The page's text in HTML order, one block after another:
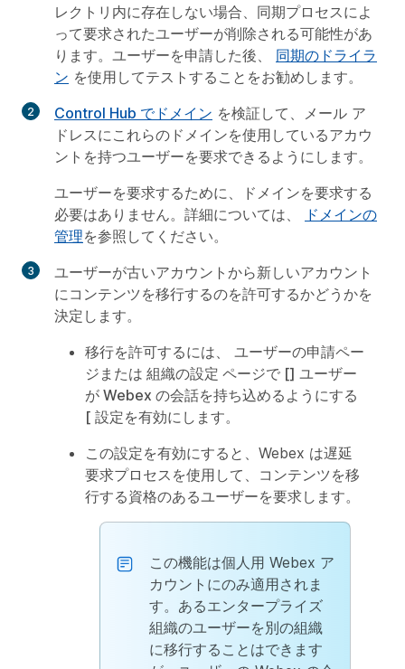
レクトリ内に存在しない場合、同期プロセスによ
って要求されたユーザーが削除される可能性があ
ります。ユーザーを申請した後、 同期のドライラ
ン を使用してテストすることをお勧めします。
Control Hub でドメイン を検証して、メール ア
ドレスにこれらのドメインを使用しているアカウ
ントを持つユーザーを要求できるようにします。
ユーザーを要求するために、ドメインを要求する
必要はありません。詳細については、
ドメインの
管理を参照してください。
ユーザーが古いアカウントから新しいアカウント
にコンテンツを移行するのを許可するかどうかを
決定します。
移行を許可するには、 ユーザーの申請ペー
ジまたは 組織の設定 ページで [] ユーザー
が Webex の会話を持ち込めるようにする
[ 設定を有効にします。
この設定を有効にすると、Webex は遅延
要求プロセスを使用して、コンテンツを移
行する資格のあるユーザーを要求します。
この機能は個人用 Webex ア
カウントにのみ適用されま
す。あるエンタープライズ
組織のユーザーを別の組織
に移行することはできます